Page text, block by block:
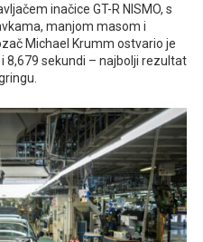
inačice GT-R NISMO, s
manjom masom i
Michael Krumm ostvario je
8,679 sekundi – najbolji rezultat